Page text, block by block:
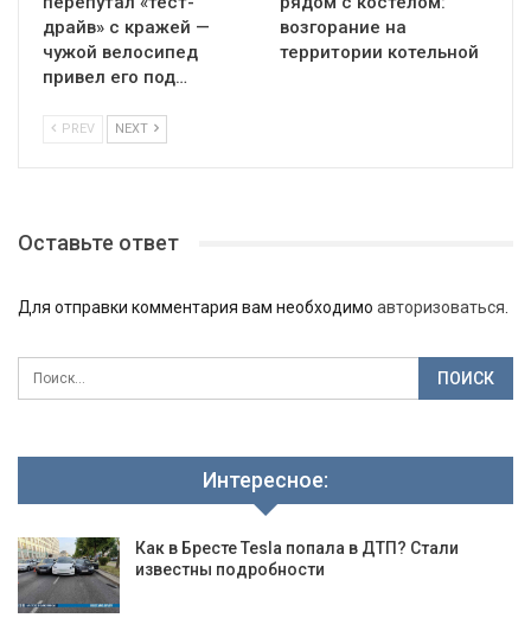
драйв» с кражей —
чужой велосипед
привел его под…
возгорание на
территории котельной
PREV NEXT
Оставьте ответ
Для отправки комментария вам необходимо авторизоваться.
Интересное:
Как в Бресте Tesla попала в ДТП? Стали
известны подробности